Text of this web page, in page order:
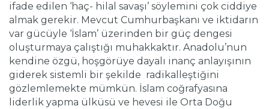
ifade edilen ‘haç- hilal savaşı’ söylemini çok ciddiye
almak gerekir. Mevcut Cumhurbaşkanı ve iktidarın
var gücüyle ‘İslam’ üzerinden bir güç dengesi
oluşturmaya çalıştığı muhakkaktır. Anadolu’nun
kendine özgü, hoşgörüye dayalı inanç anlayışının
giderek sistemli bir şekilde radikalleştiğini
gözlemlemekte mümkün. İslam coğrafyasına
liderlik yapma ülküsü ve hevesi ile Orta Doğu